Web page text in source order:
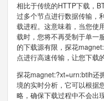
相比于传统的HTTP下载，
过多个节点进行数据传输，
载进程。这意味着，当您使
载时，您将不再受制于单一
的下载源有限，探花
点进行高速传输，让您下载
探花magnet:?xt=urn:btih还
境的实时分析，它可以根据
略，确保下载过程中不会出